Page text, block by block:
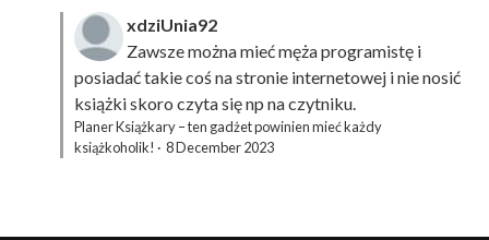
xdziUnia92
Zawsze można mieć męża programistę i
posiadać takie coś na stronie internetowej i nie nosić
książki skoro czyta się np na czytniku.
Planer Książkary – ten gadżet powinien mieć każdy
książkoholik! · 8 December 2023